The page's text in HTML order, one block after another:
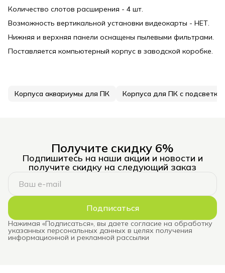
Количество слотов расширения - 4 шт.
Возможность вертикальной установки видеокарты - НЕТ.
Нижняя и верхняя панели оснащены пылевыми фильтрами.
Поставляется компьютерный корпус в заводской коробке.
Корпуса аквариумы для ПК Корпуса для ПК с подсветкой
Получите скидку 6%
Подпишитесь на наши акции и новости и
получите скидку на следующий заказ
Подписаться
Нажимая «Подписаться», вы даете согласие на обработку
указанных персональных данных в целях получения
информационной и рекламной рассылки